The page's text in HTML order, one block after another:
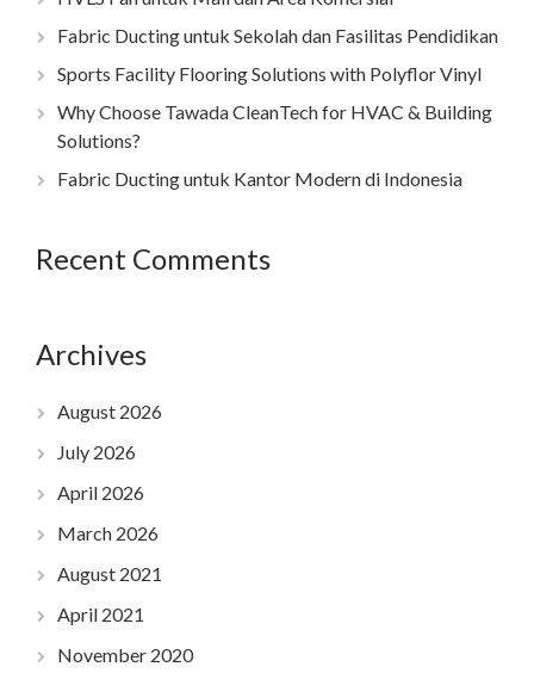
Fabric Ducting untuk Sekolah dan Fasilitas Pendidikan
Sports Facility Flooring Solutions with Polyflor Vinyl
Why Choose Tawada CleanTech for HVAC & Building
Solutions?
Fabric Ducting untuk Kantor Modern di Indonesia
Recent Comments
Archives
August 2026
July 2026
April 2026
March 2026
August 2021
April 2021
November 2020